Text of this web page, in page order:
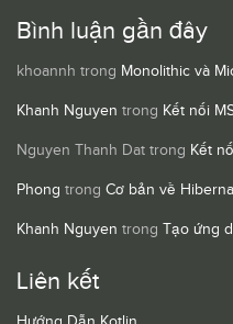
Bình luận gần đây
khoannh trong Monolithic và
Khanh Nguyen trong Kết nối
Nguyen Thanh Dat trong Kết
Phong trong Cơ bản về
Khanh Nguyen trong Tạo ứng
Liên kết